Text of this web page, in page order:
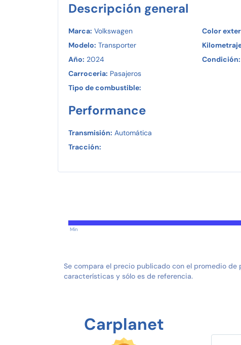
Descripción general
Marca: Volkswagen
Modelo: Transporter
Año: 2024
Carroceria: Pasajeros
Tipo de combustible:
Color
Condición:
Performance
Transmisión: Automática
Tracción:
Min
Se compara el precio publicado con el promedio
características y sólo es de referencia.
Carplanet